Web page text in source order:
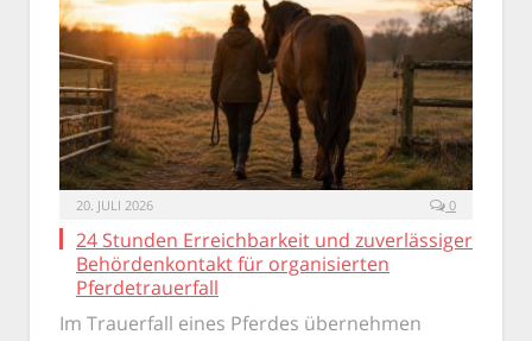
20. JULI 2026 0
24 Stunden Erreichbarkeit und zuverlässiger
Behördenkontakt für organisierten
Pferdetrauerfall
Im Trauerfall eines Pferdes übernehmen